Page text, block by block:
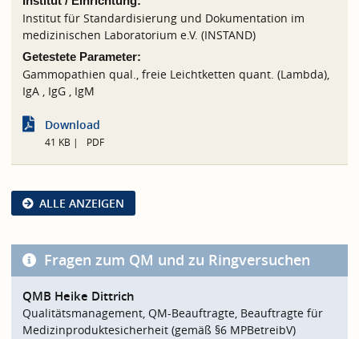
Institut für Standardisierung und Dokumentation im
medizinischen Laboratorium e.V. (INSTAND)
Getestete Parameter:
Gammopathien qual., freie Leichtketten quant. (Lambda),
IgA , IgG , IgM
Download
41 KB PDF
ALLE ANZEIGEN
Fragen zum QM und zu Ringversuchen
QMB Heike Dittrich
Qualitätsmanagement, QM-Beauftragte, Beauftragte für
Medizinproduktesicherheit (gemäß §6 MPBetreibV)